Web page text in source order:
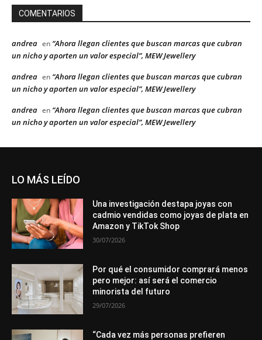
COMENTARIOS
andrea en “Ahora llegan clientes que buscan marcas que cubran
un nicho y aporten un valor especial”, MEW Jewellery
andrea en “Ahora llegan clientes que buscan marcas que cubran
un nicho y aporten un valor especial”, MEW Jewellery
andrea en “Ahora llegan clientes que buscan marcas que cubran
un nicho y aporten un valor especial”, MEW Jewellery
LO MÁS LEÍDO
Una investigación destapa joyas con
cadmio vendidas como joyas de plata en
Amazon y TikTok Shop
30/07/2026
Por qué el consumidor comprará menos
pero mejor: así será el comercio
minorista del futuro
29/07/2026
“Cada vez más personas prefieren